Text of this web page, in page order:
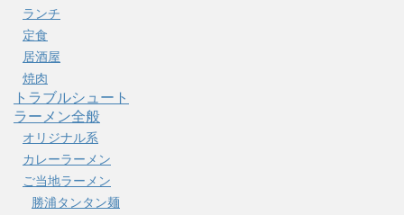
ランチ
定食
居酒屋
焼肉
トラブルシュート
ラーメン全般
オリジナル系
カレーラーメン
ご当地ラーメン
勝浦タンタン麺